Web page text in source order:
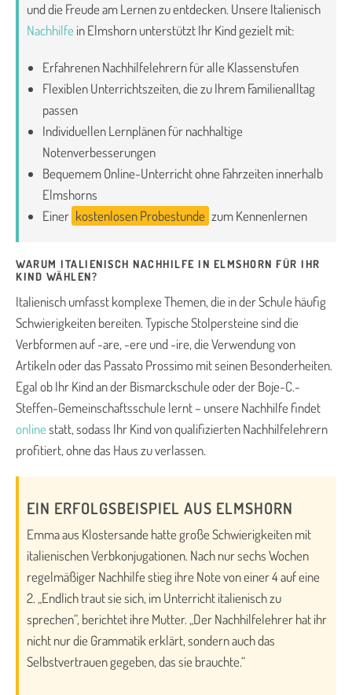
und die Freude am Lernen zu entdecken. Unsere Italienisch
Nachhilfe in Elmshorn unterstützt Ihr Kind gezielt mit:
Erfahrenen Nachhilfelehrern für alle Klassenstufen
Flexiblen Unterrichtszeiten, die zu Ihrem Familienalltag
passen
Individuellen Lernplänen für nachhaltige
Notenverbesserungen
Bequemem Online-Unterricht ohne Fahrzeiten innerhalb
Elmshorns
Einer kostenlosen Probestunde zum Kennenlernen
WARUM ITALIENISCH NACHHILFE IN ELMSHORN FÜR IHR
KIND WÄHLEN?
Italienisch umfasst komplexe Themen, die in der Schule häufig
Schwierigkeiten bereiten. Typische Stolpersteine sind die
Verbformen auf -are, -ere und -ire, die Verwendung von
Artikeln oder das Passato Prossimo mit seinen Besonderheiten.
Egal ob Ihr Kind an der Bismarckschule oder der Boje-C.-
Steffen-Gemeinschaftsschule lernt – unsere Nachhilfe findet
onlinestatt, sodass Ihr Kind von qualifizierten Nachhilfelehrern
profitiert, ohne das Haus zu verlassen.
EIN ERFOLGSBEISPIEL AUS ELMSHORN
Emma aus Klostersande hatte große Schwierigkeiten mit
italienischen Verbkonjugationen. Nach nur sechs Wochen
regelmäßiger Nachhilfe stieg ihre Note von einer 4 auf eine
2. „Endlich traut sie sich, im Unterricht italienisch zu
sprechen“, berichtet ihre Mutter. „Der Nachhilfelehrer hat ihr
nicht nur die Grammatik erklärt, sondern auch das
Selbstvertrauen gegeben, das sie brauchte.“